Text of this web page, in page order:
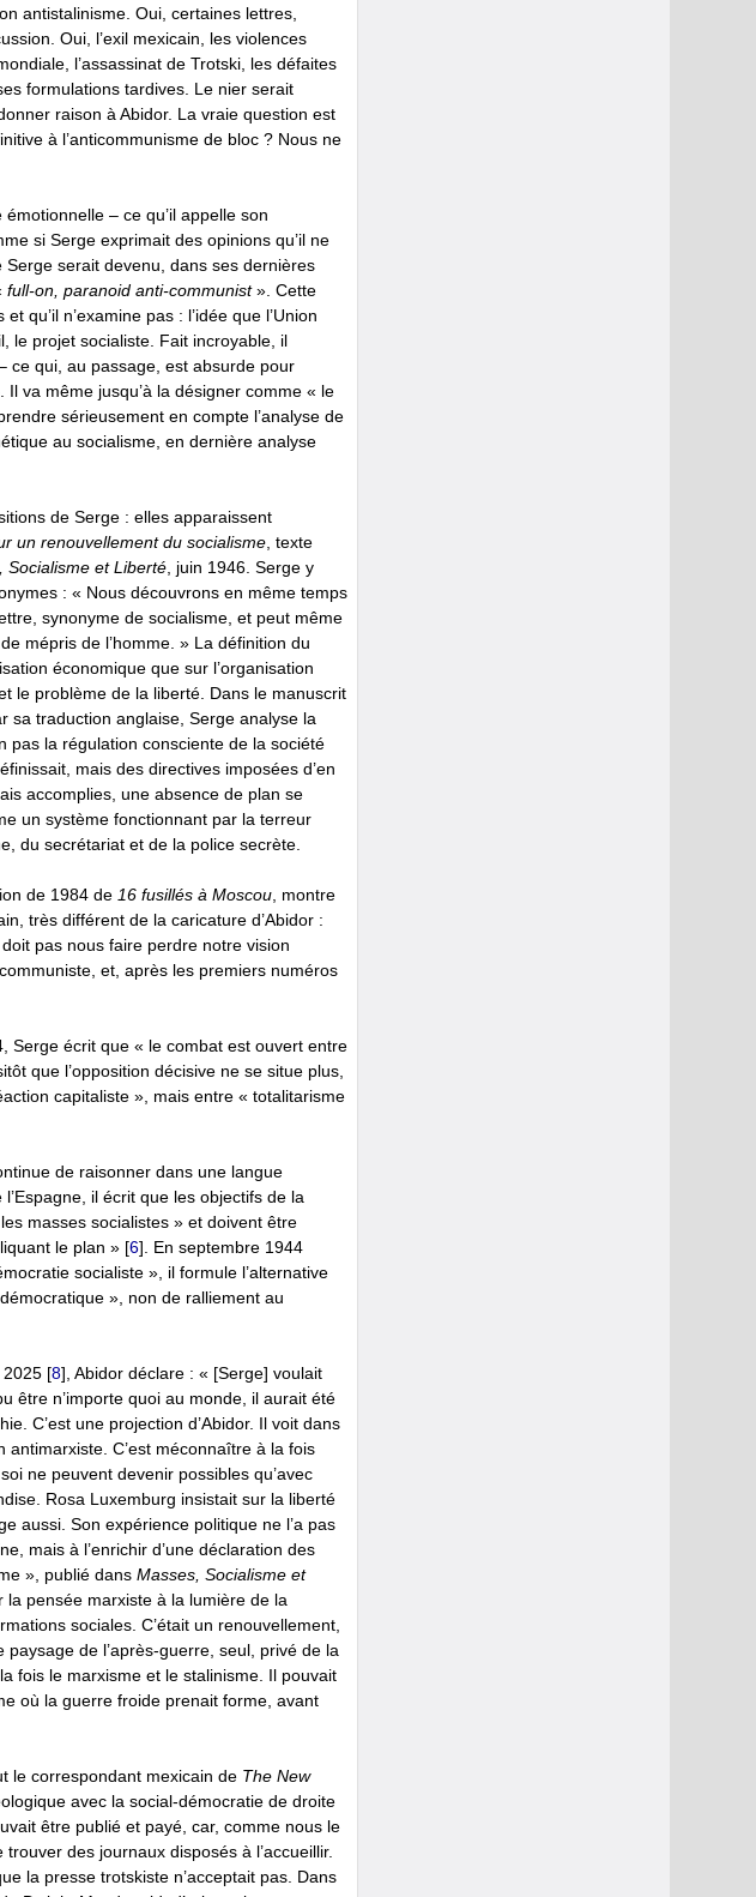
antistalinisme. Oui, certaines lettres,
Oui, l’exil mexicain, les violences
l’assassinat de Trotski, les défaites
formulations tardives. Le nier serait
raison à Abidor. La vraie question est
à l’anticommunisme de bloc ? Nous ne
– ce qu’il appelle son
si Serge exprimait des opinions qu’il ne
Serge serait devenu, dans ses dernières
full-on, paranoid anti-communist». Cette
qu’il n’examine pas : l’idée que l’Union
le projet socialiste. Fait incroyable, il
ce qui, au passage, est absurde pour
va même jusqu’à la désigner comme « le
sérieusement en compte l’analyse de
au socialisme, en dernière analyse
de Serge : elles apparaissent
un renouvellement du socialisme , texte
Socialisme et Liberté , juin 1946. Serge y
: « Nous découvrons en même temps
synonyme de socialisme, et peut même
mépris de l’homme. » La définition du
économique que sur l’organisation
le problème de la liberté. Dans le manuscrit
sa traduction anglaise, Serge analyse la
pas la régulation consciente de la société
mais des directives imposées d’en
accomplies, une absence de plan se
un système fonctionnant par la terreur
du secrétariat et de la police secrète.
de 1984 de 16 fusillés à Moscou , montre
très différent de la caricature d’Abidor :
pas nous faire perdre notre vision
et, après les premiers numéros
Serge écrit que « le combat est ouvert entre
que l’opposition décisive ne se situe plus,
capitaliste », mais entre « totalitarisme
de raisonner dans une langue
il écrit que les objectifs de la
masses socialistes » et doivent être
le plan » [6] . En septembre 1944
socialiste », il formule l’alternative
», non de ralliement au
[8] , Abidor déclare : « [Serge] voulait
être n’importe quoi au monde, il aurait été
C’est une projection d’Abidor. Il voit dans
antimarxiste. C’est méconnaître à la fois
ne peuvent devenir possibles qu’avec
Rosa Luxemburg insistait sur la liberté
aussi. Son expérience politique ne l’a pas
mais à l’enrichir d’une déclaration des
», publié dans Masses, Socialisme et
la pensée marxiste à la lumière de la
sociales. C’était un renouvellement,
de l’après-guerre, seul, privé de la
fois le marxisme et le stalinisme. Il pouvait
où la guerre froide prenait forme, avant
le correspondant mexicain de The New
avec la social-démocratie de droite
être publié et payé, car, comme nous le
des journaux disposés à l’accueillir.
la presse trotskiste n’acceptait pas. Dans